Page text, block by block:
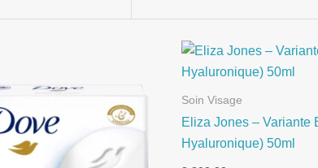
Soin Visage
Eliza Jones – Variante
Hyaluronique) 50ml